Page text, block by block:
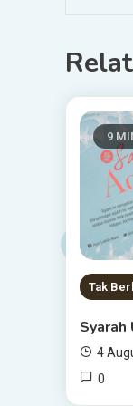
9
Tak
Syarah
4
0